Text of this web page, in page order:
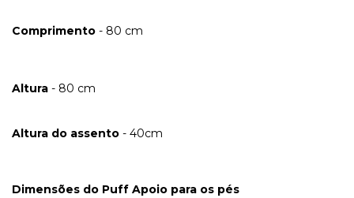
Comprimento - 80 cm
Altura - 80 cm
Altura do assento - 40cm
Dimensões do Puff Apoio para os pés